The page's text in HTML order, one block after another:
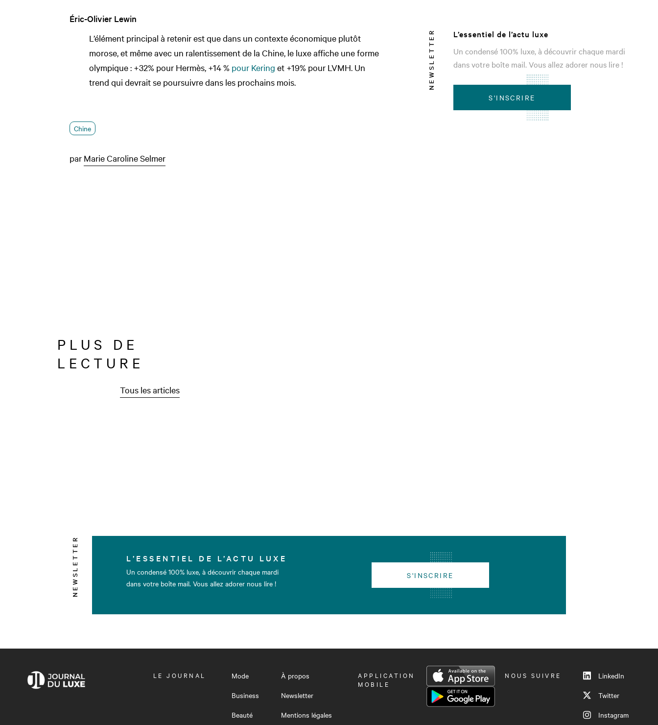
Éric-Olivier Lewin
L’élément principal à retenir est que dans un contexte économique plutôt
morose, et même avec un ralentissement de la Chine, le luxe affiche une forme
olympique : +32% pour Hermès, +14 % pour Kering et +19% pour LVMH. Un
trend qui devrait se poursuivre dans les prochains mois.
Chine
par Marie Caroline Selmer
NEWSLETTER
L’essentiel de l’actu luxe
Un condensé 100% luxe, à découvrir chaque mardi
dans votre boîte mail. Vous allez adorer nous lire !
S'INSCRIRE
PLUS DE
LECTURE
Tous les articles
NEWSLETTER L’ESSENTIEL DE L’ACTU LUXE
Un condensé 100% luxe, à découvrir chaque mardi
dans votre boîte mail. Vous allez adorer nous lire !
S'INSCRIRE
OUVRIR
LE JOURNAL
Mode
Business
Beauté
À propos
Newsletter
Mentions légales
OUVRIR
LE
APPLICATION
MOBILE
NOUS SUIVRE
LinkedIn
Twitter
Instagram